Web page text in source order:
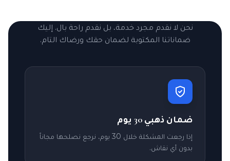
نحن لا نقدم مجرد خدمة، بل نقدم راحة بال. إليك
ضماناتنا المكتوبة لضمان حقك ورضاك التام.
ضمان ذهبي 30 يوم
إذا رجعت المشكلة خلال 30 يوم، نرجع نصلحها مجاناً
بدون أي نقاش.